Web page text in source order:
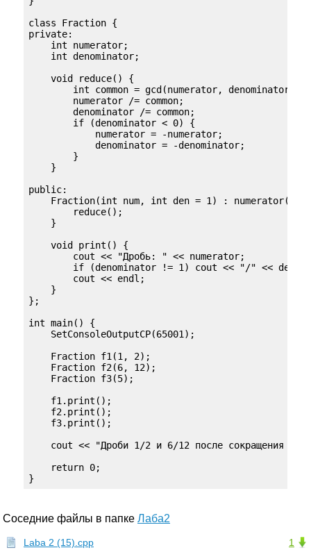
class Fraction {
private:
    int numerator;
    int denominator;
    void reduce() {
        int common = gcd(numerator, denominator);
        numerator /= common;
        denominator /= common;
        if (denominator < 0) {
            numerator = -numerator;
            denominator = -denominator;
        }
    }
public:
Fraction(int num, int den = 1) :
        reduce();
    }
    void print() {
        cout << "Дробь: " << numerator;
if (denominator != 1) cout << "/" <<
        cout << endl;
    }
};
int main() {
    SetConsoleOutputCP(65001);
    Fraction f1(1, 2);
    Fraction f2(6, 12);
    Fraction f3(5);
    f1.print();
    f2.print();
    f3.print();
cout << "Дроби 1/2 и 6/12 после сокращения
    return 0;
}
Соседние файлы в папке Лаба2
1
Laba 2 (15).cpp